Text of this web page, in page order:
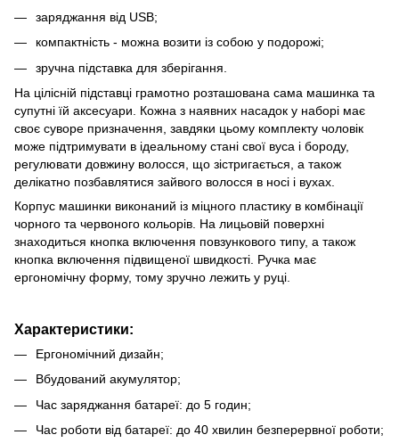
заряджання від USB;
компактність - можна возити із собою у подорожі;
зручна підставка для зберігання.
На цілісній підставці грамотно розташована сама машинка та
супутні їй аксесуари. Кожна з наявних насадок у наборі має
своє суворе призначення, завдяки цьому комплекту чоловік
може підтримувати в ідеальному стані свої вуса і бороду,
регулювати довжину волосся, що зістригається, а також
делікатно позбавлятися зайвого волосся в носі і вухах.
Корпус машинки виконаний із міцного пластику в комбінації
чорного та червоного кольорів. На лицьовій поверхні
знаходиться кнопка включення повзункового типу, а також
кнопка включення підвищеної швидкості. Ручка має
ергономічну форму, тому зручно лежить у руці.
Характеристики:
Ергономічний дизайн;
Вбудований акумулятор;
Час заряджання батареї: до 5 годин;
Час роботи від батареї: до 40 хвилин безперервної роботи;